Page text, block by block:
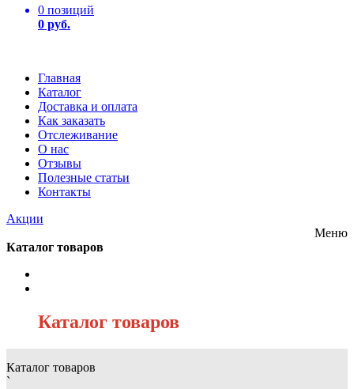
0 позиций
0 руб.
Главная
Каталог
Доставка и оплата
Как заказать
Отслеживание
О нас
Отзывы
Полезные статьи
Контакты
Акции
Меню
Каталог товаров
Каталог товаров
Каталог товаров
`